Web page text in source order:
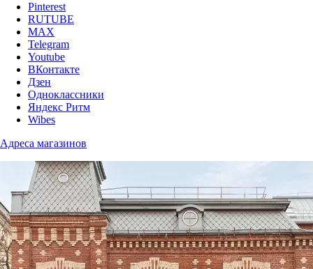
Pinterest
RUTUBE
MAX
Telegram
Youtube
ВКонтакте
Дзен
Одноклассники
Яндекс Ритм
Wibes
Адреса магазинов